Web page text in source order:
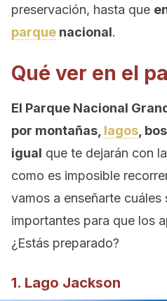
preservación, hasta que
parque nacional.
Qué ver en el
El Parque Nacional
por montañas, lagos ,
igual que te dejarán con
como es imposible
vamos a enseñarte cuáles
importantes para que los
¿Estás preparado?
1. Lago Jackson